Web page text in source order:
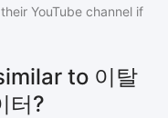
YouTube channel if
to 이탈
터?